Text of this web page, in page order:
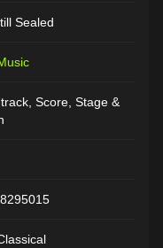
Sealed
Score, Stage &